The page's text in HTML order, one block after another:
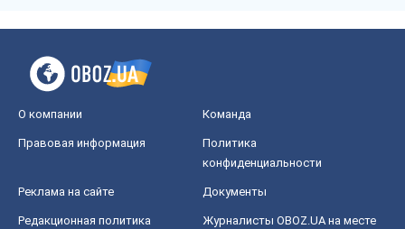
О компании Команда
Правовая информация
Политика
конфиденциальности
Реклама на сайте Документы
Редакционная политика
Журналисты OBOZ.UA на месте